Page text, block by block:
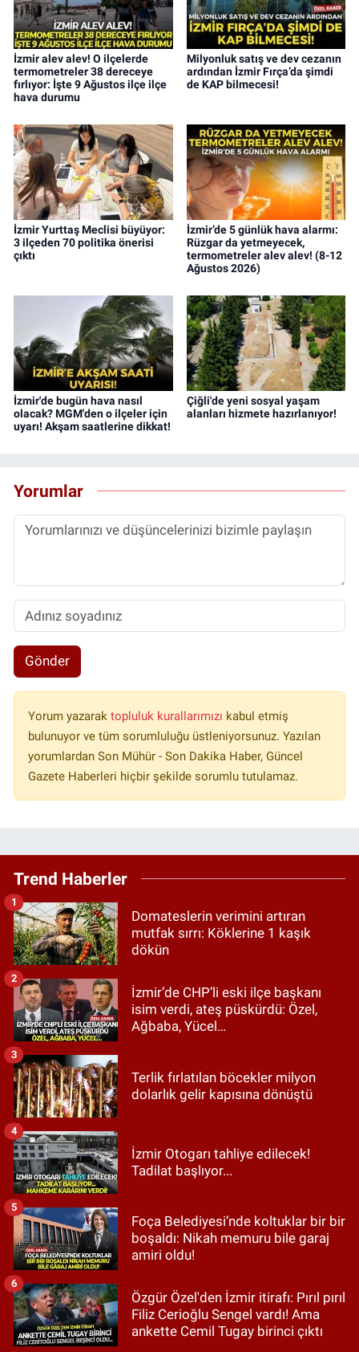
İzmir alev alev! O ilçelerde
termometreler 38 dereceye
fırlıyor: İşte 9 Ağustos ilçe ilçe
hava durumu
Milyonluk satış ve dev cezanın
ardından İzmir Fırça’da şimdi
de KAP bilmecesi!
İzmir Yurttaş Meclisi büyüyor:
3 ilçeden 70 politika önerisi
çıktı
İzmir’de 5 günlük hava alarmı:
Rüzgar da yetmeyecek,
termometreler alev alev! (8-12
Ağustos 2026)
İzmir'de bugün hava nasıl
olacak? MGM'den o ilçeler için
uyarı! Akşam saatlerine dikkat!
Çiğli'de yeni sosyal yaşam
alanları hizmete hazırlanıyor!
Yorumlar
Gönder
Yorum yazarak topluluk kurallarımızı kabul etmiş
bulunuyor ve tüm sorumluluğu üstleniyorsunuz. Yazılan
yorumlardan Son Mühür - Son Dakika Haber, Güncel
Gazete Haberleri hiçbir şekilde sorumlu tutulamaz.
Trend Haberler
Domateslerin verimini artıran
mutfak sırrı: Köklerine 1 kaşık
dökün
1
İzmir’de CHP’li eski ilçe başkanı
isim verdi, ateş püskürdü: Özel,
Ağbaba, Yücel…
2
Terlik fırlatılan böcekler milyon
dolarlık gelir kapısına dönüştü
3
İzmir Otogarı tahliye edilecek!
Tadilat başlıyor...
4
Foça Belediyesi’nde koltuklar bir bir
boşaldı: Nikah memuru bile garaj
amiri oldu!
5
Özgür Özel'den İzmir itirafı: Pırıl pırıl
Filiz Cerioğlu Sengel vardı! Ama
ankette Cemil Tugay birinci çıktı
6